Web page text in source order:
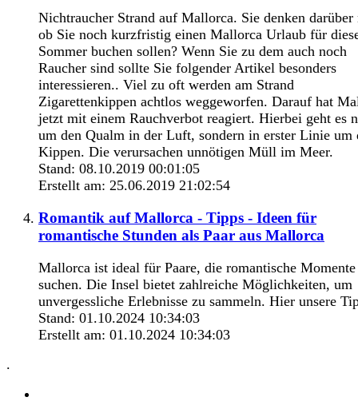
Nichtraucher Strand auf Mallorca. Sie denken darüber
ob Sie noch kurzfristig einen Mallorca Urlaub für
Sommer buchen sollen? Wenn Sie zu dem auch noch
Raucher sind sollte Sie folgender Artikel besonders
interessieren.. Viel zu oft werden am Strand
Zigarettenkippen achtlos weggeworfen. Darauf hat
jetzt mit einem Rauchverbot reagiert. Hierbei geht es
um den Qualm in der Luft, sondern in erster Linie um
Kippen. Die verursachen unnötigen Müll im Meer.
Stand: 08.10.2019 00:01:05
Erstellt am: 25.06.2019 21:02:54
Romantik auf Mallorca - Tipps - Ideen für
romantische Stunden als Paar aus Mallorca
Mallorca ist ideal für Paare, die romantische Momente
suchen. Die Insel bietet zahlreiche Möglichkeiten, um
unvergessliche Erlebnisse zu sammeln. Hier unsere
Stand: 01.10.2024 10:34:03
Erstellt am: 01.10.2024 10:34:03
.